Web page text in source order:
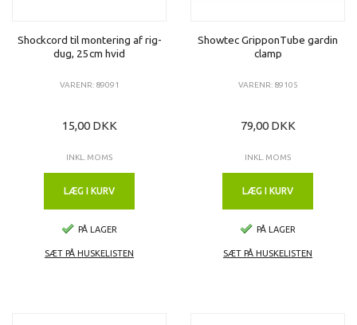
Shockcord til montering af rig-
dug, 25cm hvid
VARENR: 89091
15,00 DKK
INKL. MOMS
LÆG I KURV
PÅ LAGER
SÆT PÅ HUSKELISTEN
Showtec GripponTube gardin
clamp
VARENR: 89105
79,00 DKK
INKL. MOMS
LÆG I KURV
PÅ LAGER
SÆT PÅ HUSKELISTEN